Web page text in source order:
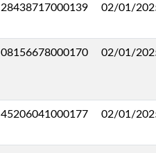
28438717000139 02/01/
08156678000170 02/01/
45206041000177 02/01/